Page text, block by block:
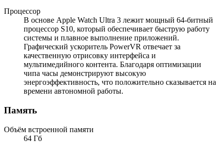
Процессор
В основе Apple Watch Ultra 3 лежит мощный 64-битный
процессор S10, который обеспечивает быструю работу
системы и плавное выполнение приложений.
Графический ускоритель PowerVR отвечает за
качественную отрисовку интерфейса и
мультимедийного контента. Благодаря оптимизации
чипа часы демонстрируют высокую
энергоэффективность, что положительно сказывается на
времени автономной работы.
Память
Объём встроенной памяти
64 Гб